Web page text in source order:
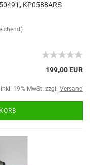
KP0588ARS
199,00 EUR
inkl. 19% MwSt. zzgl. Versand